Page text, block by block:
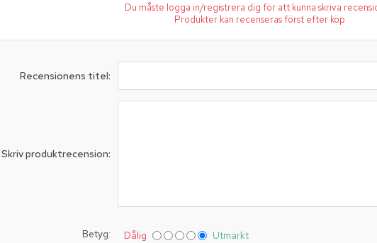
Du måste logga in/registrera dig för att kunna skriva
Produkter kan recenseras först efter köp
Recensionens titel:
Skriv produktrecension:
Betyg: Dålig Utmärkt